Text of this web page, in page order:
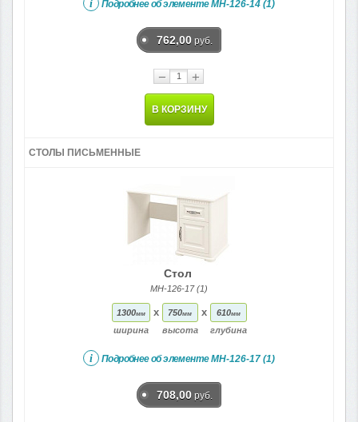
i Подробнее об элементеМН-126-14 (1)
762,00 руб.
− +
В КОРЗИНУ
СТОЛЫ ПИСЬМЕННЫЕ
Стол
МН-126-17 (1)
1300мм
ширина
x 750мм
высота
x 610мм
глубина
i Подробнее об элементеМН-126-17 (1)
708,00 руб.